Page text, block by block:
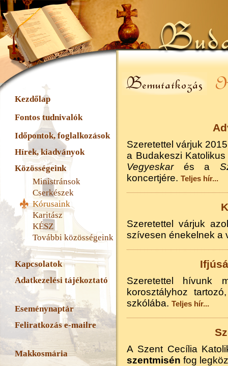
Kezdőlap
Fontos tudnivalók
Időpontok, foglalkozások
Hírek, kiadványok
Közösségeink
Ministránsok
Cserkészek
Kórusaink
Karitász
KÉSZ
További közösségeink
Kapcsolatok
Adatkezelési tájékoztató
Eseménynaptár
Feliratkozás e-mailre
Makkosmária
Szeretettel várjuk
a Budakeszi
Vegyeskarés a
koncertjére. Teljes hír...
Szeretettel várjuk
szívesen énekelnek a
Szeretettel hívunk
korosztályhoz
szkólába. Teljes hír...
A Szent Cecília
szentmisén fog